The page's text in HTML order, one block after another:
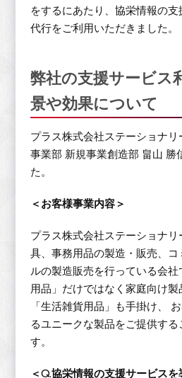
をするにあたり、協栄情報の
代行をご利用いただきました。
弊社の支援サービス
景や効果について
プラス株式会社ステーショナ
事業部 新規事業創造部 畠山 勝
た。
＜お客様事業内容＞
プラス株式会社ステーショナ
具、事務用品の製造・販売、
ルの製造販売を行っている会
用品」だけではなく家庭向け
「生活雑貨用品」も手掛け、
るユニークな製品をご提供する
す。
＜Q.協栄情報の支援サービス